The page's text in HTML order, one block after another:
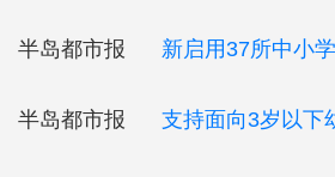
半岛都市报 新启用37所中小
半岛都市报 支持面向3岁以下